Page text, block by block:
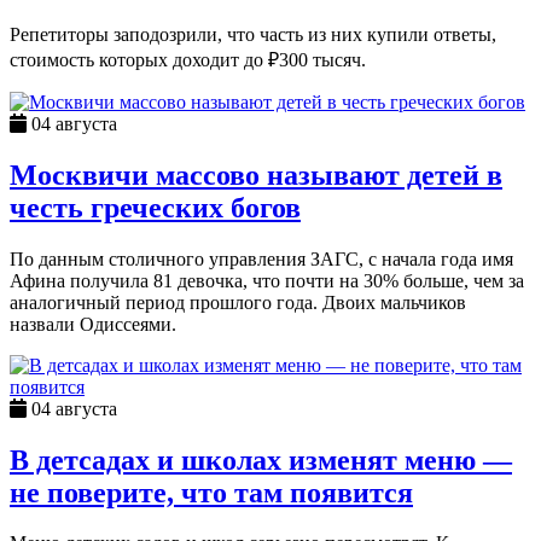
Репетиторы заподозрили, что часть из них купили ответы,
стоимость которых доходит до ₽300 тысяч.
04 августа
Москвичи массово называют детей в
честь греческих богов
По данным столичного управления ЗАГС, с начала года имя
Афина получила 81 девочка, что почти на 30% больше, чем за
аналогичный период прошлого года. Двоих мальчиков
назвали Одиссеями.
04 августа
В детсадах и школах изменят меню —
не поверите, что там появится